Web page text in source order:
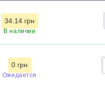
34.14 грн
В наличии
0 грн
Ожидается